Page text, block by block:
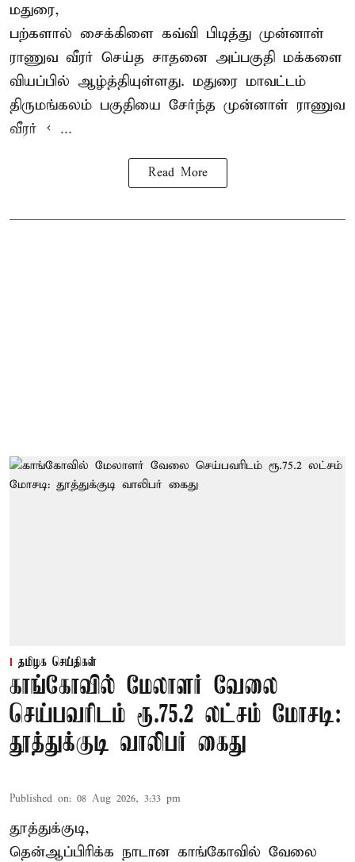
மதுரை,
பற்களால் சைக்கிளை கவ்வி பிடித்து முன்னாள்
ராணுவ வீரர் செய்த சாதனை அப்பகுதி மக்களை
வியப்பில் ஆழ்த்தியுள்ளது. மதுரை மாவட்டம்
திருமங்கலம் பகுதியை சேர்ந்த முன்னாள் ராணுவ
வீரர் < ...
Read More
தமிழக செய்திகள்
காங்கோவில் மேலாளர் வேலை
செய்பவரிடம் ரூ.75.2 லட்சம் மோசடி:
தூத்துக்குடி வாலிபர் கைது
Published on: 08 Aug 2026, 3:33 pm
தூத்துக்குடி,
தென்ஆப்பிரிக்க நாடான காங்கோவில் வேலை